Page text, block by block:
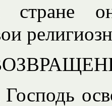
стране
Господь